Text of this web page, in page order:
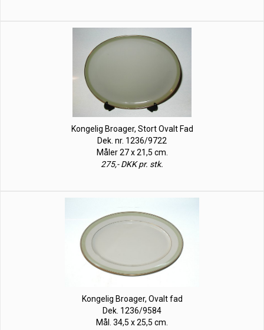
Kongelig Broager, Stort Ovalt Fad
Dek. nr. 1236/9722
Måler 27 x 21,5 cm.
275,- DKK pr. stk.
Kongelig Broager, Ovalt fad
Dek. 1236/9584
Mål. 34,5 x 25,5 cm.